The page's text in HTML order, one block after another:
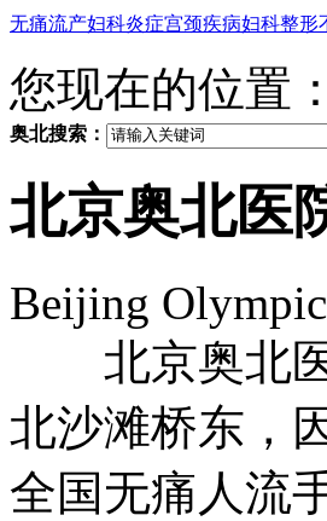
无痛流产妇科炎症宫颈疾病妇科整形
您现在的位置
奥北搜索：
北京奥北医
Beijing
北京奥北医
北沙滩桥东，
全国无痛人流